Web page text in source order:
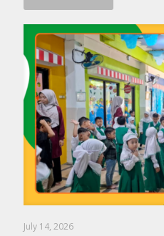
July 14, 2026